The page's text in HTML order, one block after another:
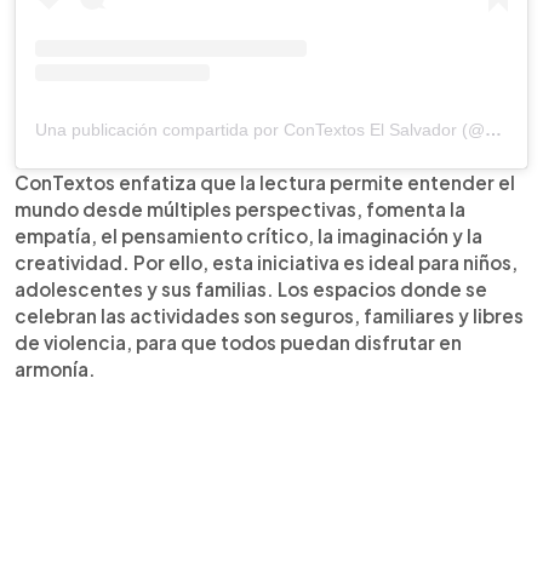
Una publicación compartida por ConTextos El Salvador (@contextos_)
ConTextos enfatiza que la lectura permite entender el
mundo desde múltiples perspectivas, fomenta la
empatía, el pensamiento crítico, la imaginación y la
creatividad. Por ello, esta iniciativa es ideal para niños,
adolescentes y sus familias. Los espacios donde se
celebran las actividades son seguros, familiares y libres
de violencia, para que todos puedan disfrutar en
armonía.